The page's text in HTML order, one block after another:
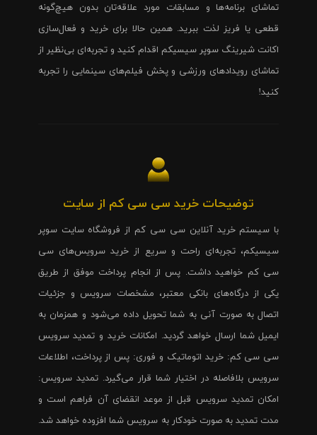
تماشای برنامه‌ها و مسابقات مورد علاقه‌تان بدون هیچ‌گونه
قطعی یا فریز لذت ببرید. همین حالا برای خرید و فعال‌سازی
اکانت شیرینگ سوپر سیسیکم اقدام کنید و تجربه‌ای بی‌نظیر از
تماشای رویدادهای ورزشی و پخش فیلم‌های سینمایی را تجربه
کنید!
توضیحات خرید سی سی کم از سایت
با سیستم خرید آنلاین سی سی کم از فروشگاه سایت سوپر
سیسیکم، تجربه‌ای راحت و سریع از خرید سرویس‌های سی
سی کم خواهید داشت. پس از انجام پرداخت موفق از طریق
یکی از درگاه‌های بانکی معتبر، مشخصات سرویس و جزئیات
اتصال به صورت آنی به شما تحویل داده می‌شود و همزمان به
ایمیل شما ارسال خواهد گردید. امکانات خرید و تمدید سرویس
سی سی کم: خرید اتوماتیک و فوری: پس از پرداخت، اطلاعات
سرویس بلافاصله در اختیار شما قرار می‌گیرد. تمدید سرویس:
امکان تمدید سرویس قبل از موعد انقضای آن فراهم است و
مدت تمدید به صورت خودکار به سرویس شما افزوده خواهد شد.